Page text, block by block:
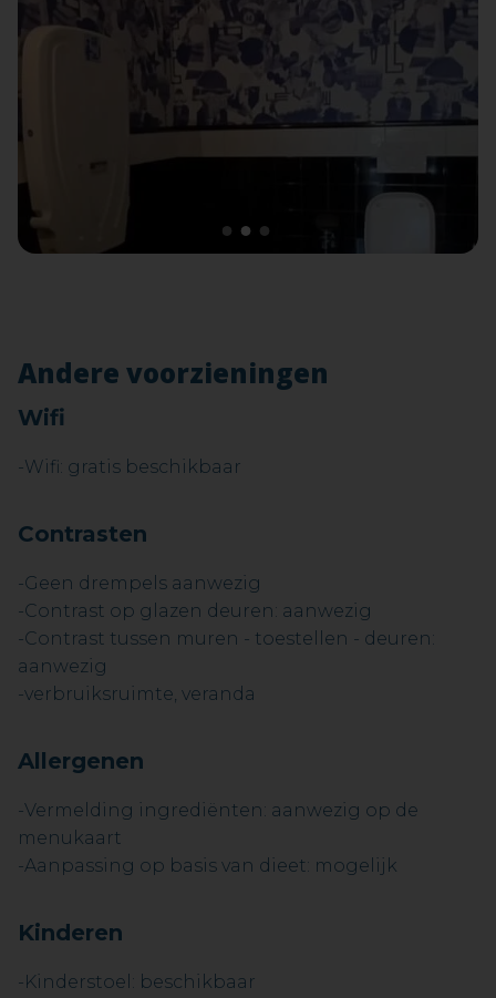
1 2 3
Andere voorzieningen
Wifi
-Wifi: gratis beschikbaar
Contrasten
-Geen drempels aanwezig
-Contrast op glazen deuren: aanwezig
-Contrast tussen muren - toestellen - deuren:
aanwezig
-verbruiksruimte, veranda
Allergenen
-Vermelding ingrediënten: aanwezig op de
menukaart
-Aanpassing op basis van dieet: mogelijk
Kinderen
-Kinderstoel: beschikbaar